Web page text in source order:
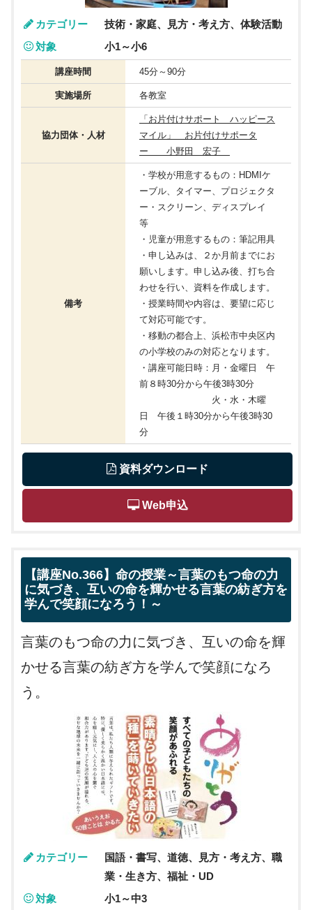
カテゴリー
技術・家庭、見方・考え方、体験活動
対象
小1～小6
講座時間 45分～90分
実施場所 各教室
協力団体・人材
「お片付けサポート ハッピース
マイル」 お片付けサポータ
ー 小野田 宏子
備考
・学校が用意するもの：HDMIケ
ーブル、タイマー、プロジェクタ
ー・スクリーン、ディスプレイ
等
・児童が用意するもの：筆記用具
・申し込みは、２か月前までにお
願いします。申し込み後、打ち合
わせを行い、資料を作成します。
・授業時間や内容は、要望に応じ
て対応可能です。
・移動の都合上、浜松市中央区内
の小学校のみの対応となります。
・講座可能日時：月・金曜日 午
前８時30分から午後3時30分
火・水・木曜
日 午後１時30分から午後3時30
分
資料ダウンロード
Web申込
【講座No.366】命の授業～言葉のもつ命の力
に気づき、互いの命を輝かせる言葉の紡ぎ方を
学んで笑顔になろう！～
言葉のもつ命の力に気づき、互いの命を輝
かせる言葉の紡ぎ方を学んで笑顔になろ
う。
カテゴリー
国語・書写、道徳、見方・考え方、職
業・生き方、福祉・UD
対象
小1～中3